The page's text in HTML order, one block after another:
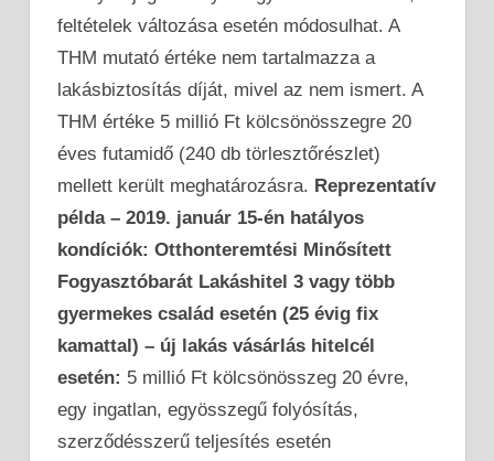
feltételek változása esetén módosulhat. A
THM mutató értéke nem tartalmazza a
lakásbiztosítás díját, mivel az nem ismert. A
THM értéke 5 millió Ft kölcsönösszegre 20
éves futamidő (240 db törlesztőrészlet)
mellett került meghatározásra. Reprezentatív
példa – 2019. január 15-én hatályos
kondíciók: Otthonteremtési Minősített
Fogyasztóbarát Lakáshitel 3 vagy több
gyermekes család esetén (25 évig fix
kamattal) – új lakás vásárlás hitelcél
esetén: 5 millió Ft kölcsönösszeg 20 évre,
egy ingatlan, egyösszegű folyósítás,
szerződésszerű teljesítés esetén